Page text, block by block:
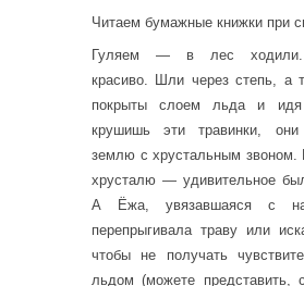
Читаем бумажные книжки при
Гуляем — в лес ходили.
красиво. Шли через степь, а
покрыты слоем льда и
крушишь эти травинки,
землю с хрустальным звоном.
хрусталю — удивительное
А Ёжа, увязавшаяся с
перепрыгивала траву или
чтобы не получать
льдом (можете представить,